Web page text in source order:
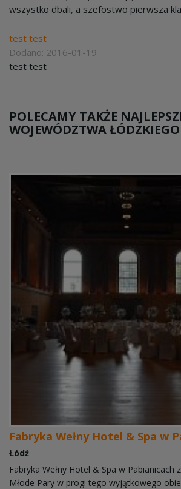
wszystko dbali, a szefostwo pierwsza
test test
Dodano: 2016-01-19
test test
POLECAMY TAKŻE
WOJEWÓDZTWA ŁÓDZKIEGO
Fabryka Wełny Hotel & Spa w
Łódź
Fabryka Wełny Hotel & Spa w Pabianicach
Młode Pary w progi tego wyjątkowego